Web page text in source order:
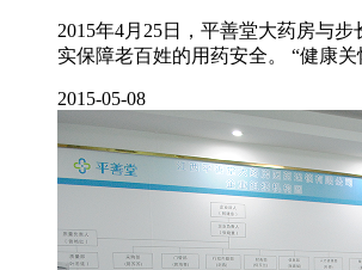
2015年4月25日，平善堂大药房与
实保障老百姓的用药安全。 “健康
2015-05-08